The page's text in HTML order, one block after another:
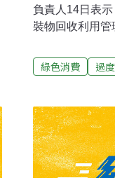
負責人14日表
裝物回收利用
裝問題。按照國
過就屬於「過度
品價格的比例
進行價格欺詐等
綠色消費 過